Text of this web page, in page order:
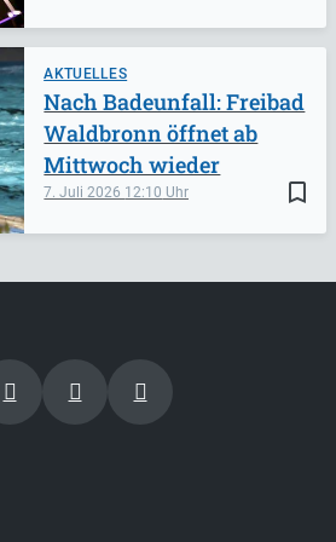
AKTUELLES
bookmark_border
7. Juli 2026 12:10
Nach Badeunfall: Freibad
Waldbronn öffnet ab
Mittwoch wieder